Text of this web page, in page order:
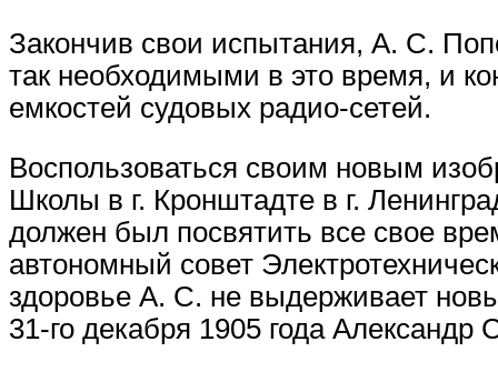
Закончив свои испытания, А. С.
так необходимыми в это время, и
емкостей судовых радио-сетей.
Воспользоваться своим новым
Школы в г. Кронштадте в г.
должен был посвятить все свое
автономный совет
здоровье А. С. не выдерживает
31-го декабря 1905 года Александр